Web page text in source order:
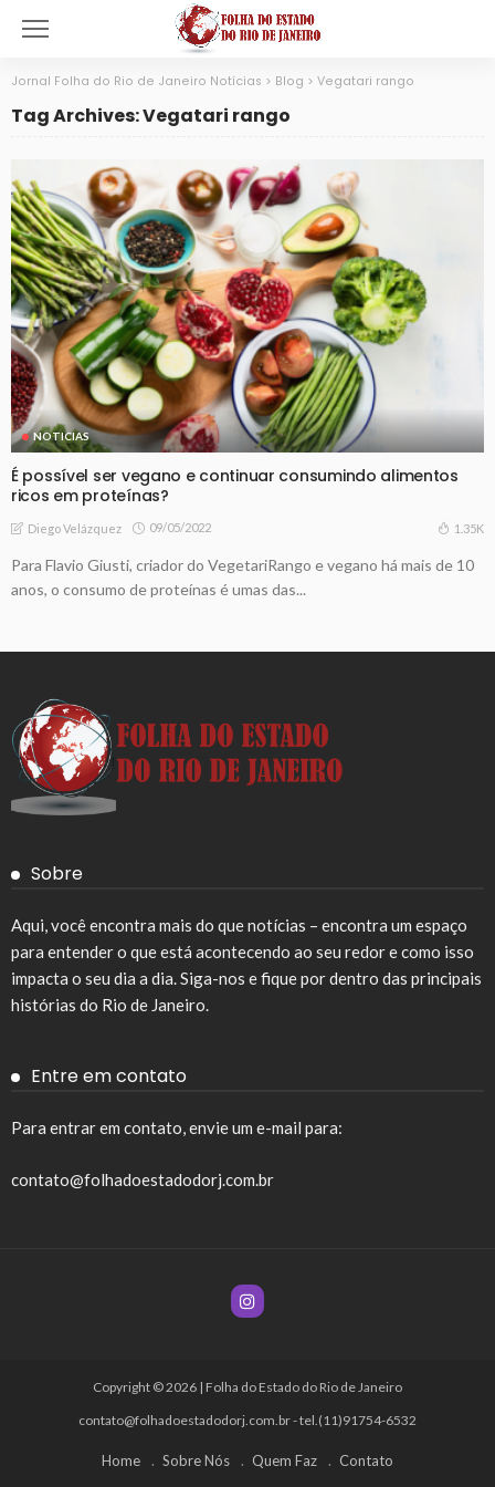
Jornal Folha do Rio de Janeiro Notícias > Blog > Vegatari rango
Tag Archives: Vegatari rango
NOTICIAS
É possível ser vegano e continuar consumindo alimentos
ricos em proteínas?
Diego Velázquez 09/05/2022 1.35K
Para Flavio Giusti, criador do VegetariRango e vegano há mais de 10
anos, o consumo de proteínas é umas das...
Sobre
Aqui, você encontra mais do que notícias – encontra um espaço
para entender o que está acontecendo ao seu redor e como isso
impacta o seu dia a dia. Siga-nos e fique por dentro das principais
histórias do Rio de Janeiro.
Entre em contato
Para entrar em contato, envie um e-mail para:
contato@folhadoestadodorj.com.br
Copyright © 2026 | Folha do Estado do Rio de Janeiro
contato@folhadoestadodorj.com.br- tel.(11)91754-6532
Home Sobre Nós Quem Faz Contato